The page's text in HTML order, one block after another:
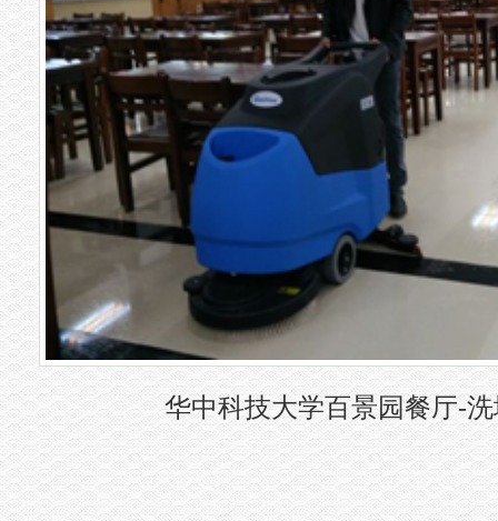
华中科技大学百景园餐厅-